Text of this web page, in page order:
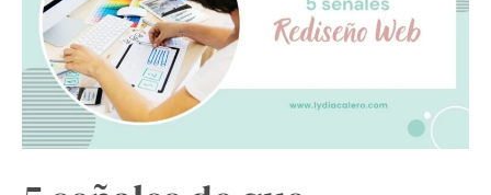
necesitas
rediseño
web
urgente